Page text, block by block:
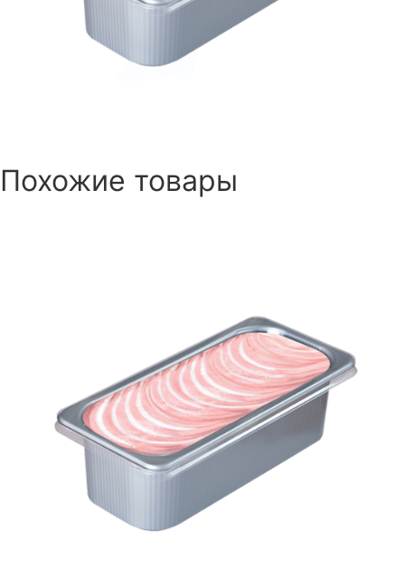
Похожие товары